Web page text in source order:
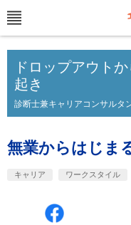
ドロップアウト
起き
診断士兼キャリアコンサルタ
無業からはじま
キャリア ワークスタイル